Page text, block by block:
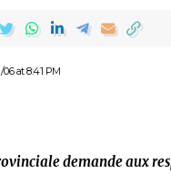
06 at 8:41 PM
demande aux